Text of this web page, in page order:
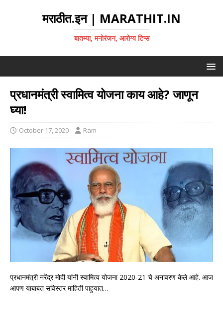
मराठीत.इन | MARATHIT.IN
बातम्या, मनोरंजन, आरोग्य टिप्स
प्रधानमंत्री स्वामित्व योजना काय आहे? जाणून
घ्या!
October 17, 2020 Ram
प्रधानमंत्री नरेंद्र मोदी यांनी स्वामित्व योजना 2020-21 चे अनावरण केले आहे. आज
आपण याबाबत सविस्तर माहिती पाहुयात…